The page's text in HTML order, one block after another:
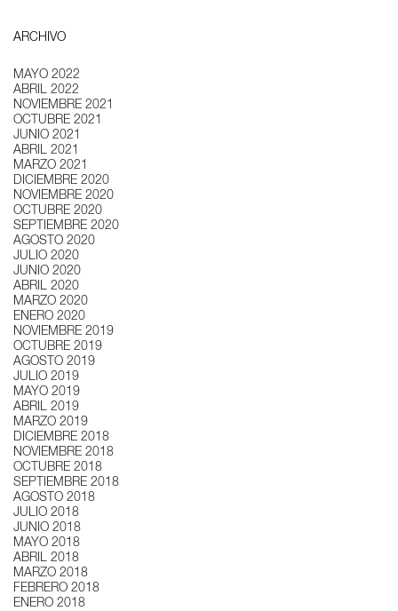
ARCHIVO
MAYO 2022
ABRIL 2022
NOVIEMBRE 2021
OCTUBRE 2021
JUNIO 2021
ABRIL 2021
MARZO 2021
DICIEMBRE 2020
NOVIEMBRE 2020
OCTUBRE 2020
SEPTIEMBRE 2020
AGOSTO 2020
JULIO 2020
JUNIO 2020
ABRIL 2020
MARZO 2020
ENERO 2020
NOVIEMBRE 2019
OCTUBRE 2019
AGOSTO 2019
JULIO 2019
MAYO 2019
ABRIL 2019
MARZO 2019
DICIEMBRE 2018
NOVIEMBRE 2018
OCTUBRE 2018
SEPTIEMBRE 2018
AGOSTO 2018
JULIO 2018
JUNIO 2018
MAYO 2018
ABRIL 2018
MARZO 2018
FEBRERO 2018
ENERO 2018